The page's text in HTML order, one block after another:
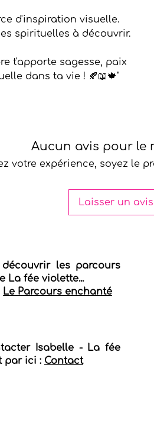
d'inspiration visuelle.
spirituelles à découvrir.
t'apporte sagesse, paix
dans ta vie ! 🍂📖🍁"
Aucun avis pour le
votre expérience, soyez le
Laisser un avis
découvrir les parcours
La fée violette...
Le Parcours enchanté
Isabelle - La fée
par ici : Contact